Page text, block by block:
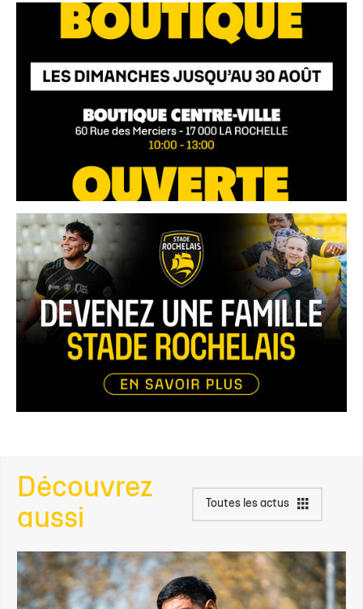
Découvrez
aussi
Toutes les actus